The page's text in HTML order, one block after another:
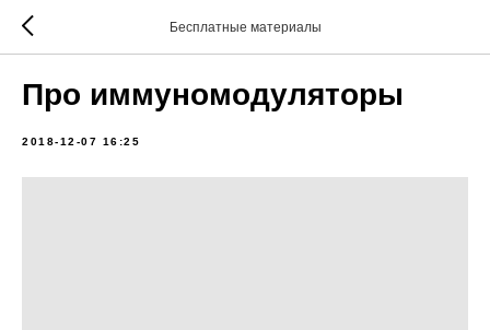
Бесплатные материалы
Про иммуномодуляторы
2018-12-07 16:25